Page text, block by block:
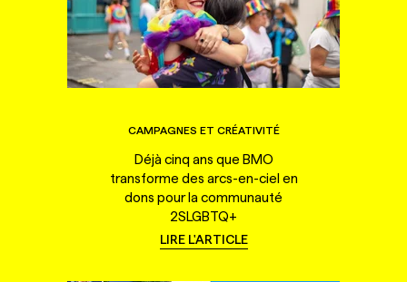
CAMPAGNES ET CRÉATIVITÉ
Déjà cinq ans que BMO
transforme des arcs-en-ciel en
dons pour la communauté
2SLGBTQ+
LIRE L'ARTICLE